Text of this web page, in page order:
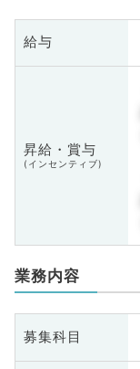
給与
昇給・賞与
(インセンティブ)
業務内容
募集科目